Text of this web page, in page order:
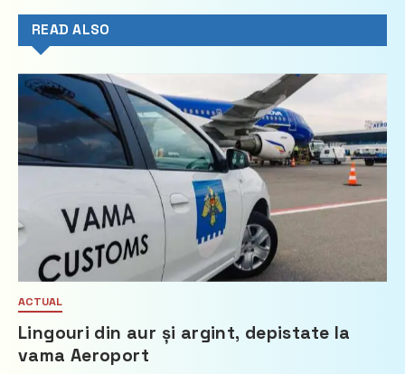
READ ALSO
ACTUAL
Lingouri din aur și argint, depistate la
vama Aeroport